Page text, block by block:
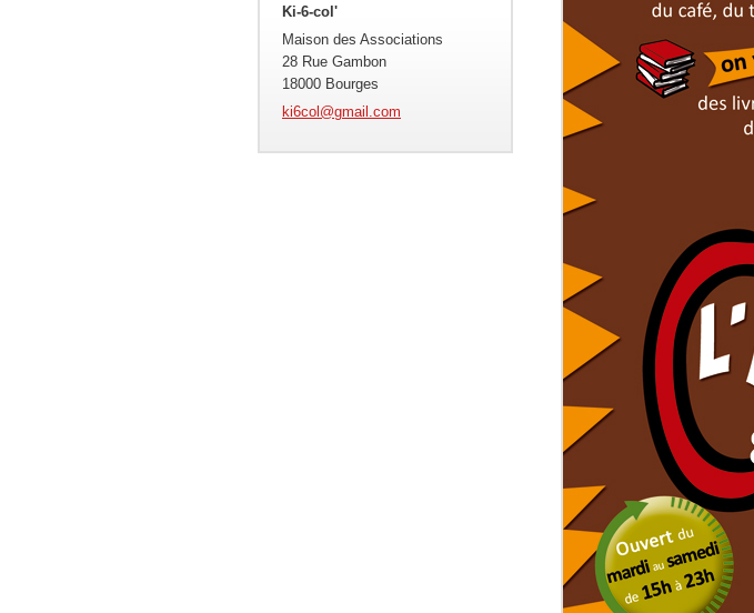
Ki-6-col'
Maison des Associations
28 Rue Gambon
18000 Bourges
ki6col@gmail.com